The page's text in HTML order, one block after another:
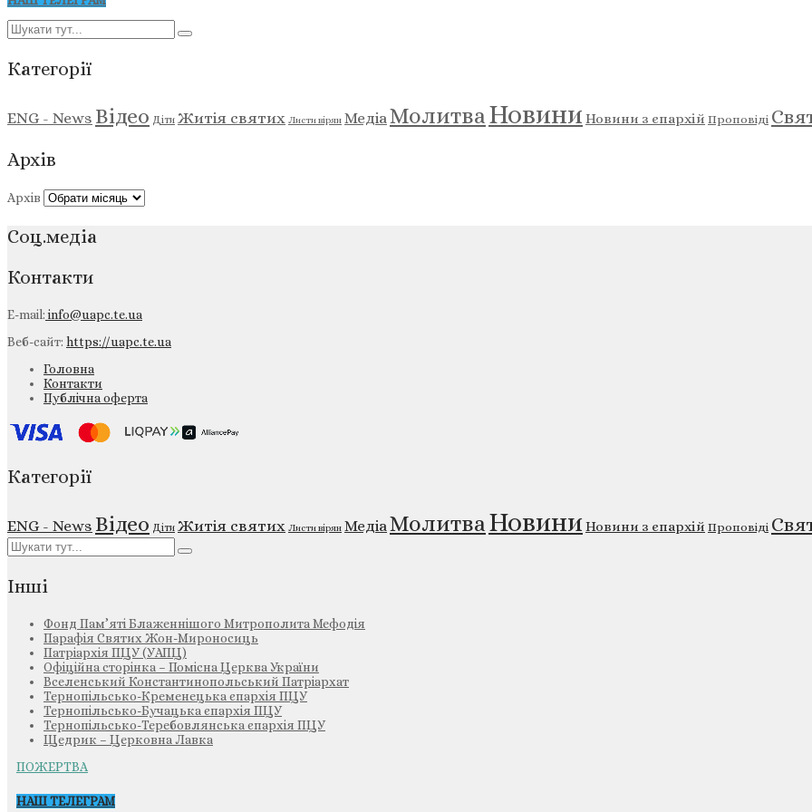
Категорії
ENG - News Відео Діти Житія святих Листи вірян МедіаМолитваНовини Новини з єпархій Проповіді
Архів
Архів
Соц.медіа
Контакти
E-mail:info@uapc.te.ua
Веб-сайт: https://uapc.te.ua
Головна
Контакти
Публічна оферта
Категорії
ENG - News Відео Діти Житія святих Листи вірян МедіаМолитваНовиниНовини з єпархій Проповіді
Інші
Фонд Пам’яті Блаженнішого Митрополита Мефодія
Парафія Святих Жон-Мироносиць
Патріархія ПЦУ (УАПЦ)
Офіційна сторінка – Помісна Церква України
Вселенський Константинопольський Патріархат
Тернопільсько-Кременецька єпархія ПЦУ
Тернопільсько-Бучацька єпархія ПЦУ
Тернопільсько-Теребовлянська єпархія ПЦУ
Щедрик – Церковна Лавка
ПОЖЕРТВА
НАШ ТЕЛЕГРАМ